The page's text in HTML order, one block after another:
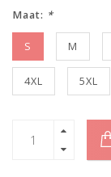
Maat: *
S M
4XL 5XL